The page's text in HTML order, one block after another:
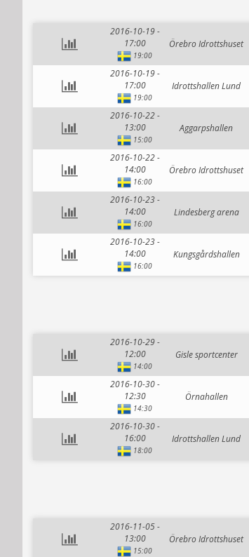
2016-10-19 -
17:00
19:00
Örebro Idrottshuset
2016-10-19 -
17:00
19:00
Idrottshallen Lund
2016-10-22 -
13:00
15:00
Aggarpshallen
2016-10-22 -
14:00
16:00
Örebro Idrottshuset
2016-10-23 -
14:00
16:00
Lindesberg arena
2016-10-23 -
14:00
16:00
Kungsgårdshallen
2016-10-29 -
12:00
14:00
Gisle sportcenter
2016-10-30 -
12:30
14:30
Örnahallen
2016-10-30 -
16:00
18:00
Idrottshallen Lund
2016-11-05 -
13:00
15:00
Örebro Idrottshuset